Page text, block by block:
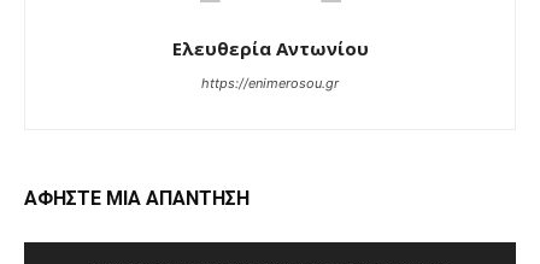
Ελευθερία Αντωνίου
https://enimerosou.gr
ΑΦΗΣΤΕ ΜΙΑ ΑΠΑΝΤΗΣΗ